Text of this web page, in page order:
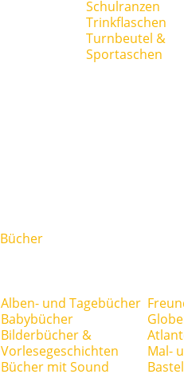
Schulranzen
Trinkflaschen
Turnbeutel &
Sportaschen
Bücher
Alben- und Tagebücher
Babybücher
Bilderbücher &
Vorlesegeschichten
Bücher mit Sound
Mal-